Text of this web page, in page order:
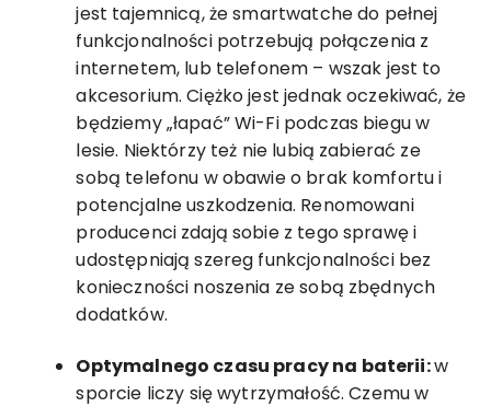
jest tajemnicą, że smartwatche do pełnej
funkcjonalności potrzebują połączenia z
internetem, lub telefonem – wszak jest to
akcesorium. Ciężko jest jednak oczekiwać, że
będziemy „łapać” Wi-Fi podczas biegu w
lesie. Niektórzy też nie lubią zabierać ze
sobą telefonu w obawie o brak komfortu i
potencjalne uszkodzenia. Renomowani
producenci zdają sobie z tego sprawę i
udostępniają szereg funkcjonalności bez
konieczności noszenia ze sobą zbędnych
dodatków.
Optymalnego czasu pracy na baterii:w
sporcie liczy się wytrzymałość. Czemu w